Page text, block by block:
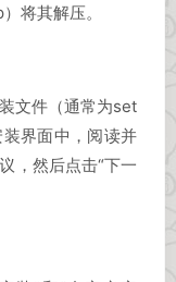
将其解压。
文件（通常为set
界面中，阅读并
，然后点击“下一